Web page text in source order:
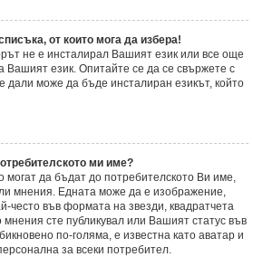
от които мога да избера!
не е инсталирал Вашият език или все още
Вашият език. Опитайте се да се свържете с
дали може да бъде инсталиран езикът, който
ми име?
могат да бъдат до потребителското Ви име,
мнения. Едната може да е изображение,
често във формата на звезди, квадратчета
сте публикувал или Вашият статус във
по-голяма, е известна като аватар и
за всеки потребител.